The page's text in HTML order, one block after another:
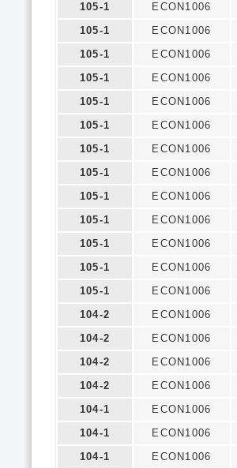
105-1
ECON1006
105-1
ECON1006
105-1
ECON1006
105-1
ECON1006
105-1
ECON1006
105-1
ECON1006
105-1
ECON1006
105-1
ECON1006
105-1
ECON1006
105-1
ECON1006
105-1
ECON1006
105-1
ECON1006
105-1
ECON1006
104-2
ECON1006
104-2
ECON1006
104-2
ECON1006
104-2
ECON1006
104-1
ECON1006
104-1
ECON1006
104-1
ECON1006